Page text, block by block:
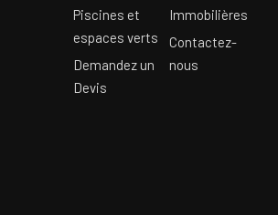
Piscines et
espaces verts
Demandez un
Devis
Immobilières
Contactez-
nous